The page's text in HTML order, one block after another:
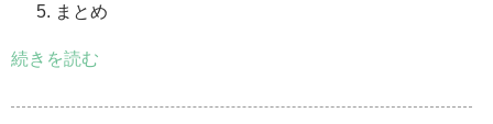
まとめ
続きを読む